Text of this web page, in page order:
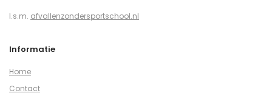
I.s.m. afvallenzondersportschool.nl
Informatie
Home
Contact